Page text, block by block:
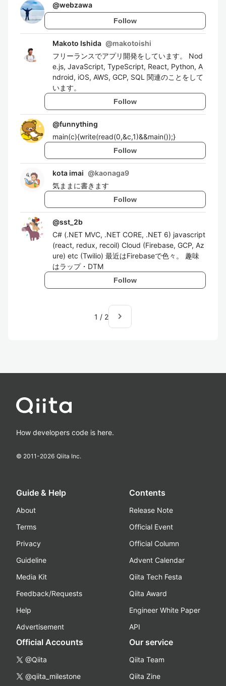
@webzawa
Follow
Makoto Ishida @makotoishi
フリーランスでアプリ開発をしています。 Nod
e.js, JavaScript, TypeScript, React, Python, A
ndroid, iOS, AWS, GCP, SQL 関連のことをして
います。
Follow
@funnything
main(c){write(read(0,&c,1)&&main());}
Follow
kota imai @kaonaga9
気ままに書きます
Follow
@sst_2b
C# (.NET MVC, .NET CORE, .NET 6) javascript
(react, redux, recoil) Cloud (Firebase, GCP, Az
ure) etc (Twilio) 最近はFirebaseで色々。 趣味
はラップ・DTM
Follow
1 / 2 navigate_next
How developers code is here.
© 2011-2026 Qiita Inc.
Guide & Help
About
Terms
Privacy
Guideline
Media Kit
Feedback/Requests
Help
Advertisement
Contents
Release Note
Official Event
Official Column
Advent Calendar
Qiita Tech Festa
Qiita Award
Engineer White Paper
API
Official Accounts
@Qiita
@qiita_milestone
Our service
Qiita Team
Qiita Zine